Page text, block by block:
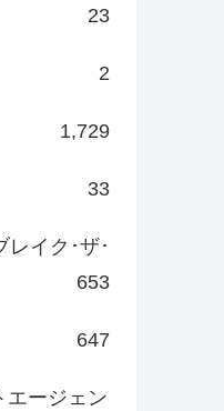
23
2
1,729
33
レイク･ザ･
653
647
エージェン